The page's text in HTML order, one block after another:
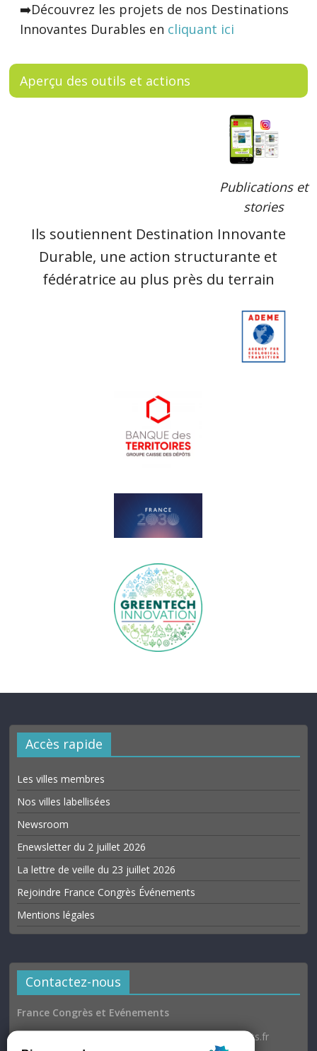
➡️Découvrez les projets de nos Destinations
Innovantes Durables en cliquant ici
Aperçu des outils et actions
Publications et
stories
Ils soutiennent Destination Innovante
Durable, une action structurante et
fédératrice au plus près du terrain
Accès rapide
Les villes membres
Nos villes labellisées
Newsroom
Enewsletter du 2 juillet 2026
La lettre de veille du 23 juillet 2026
Rejoindre France Congrès Événements
Mentions légales
Contactez-nous
France Congrès et Evénements
Email : communication@france-congres-evenements.fr